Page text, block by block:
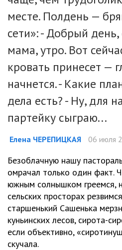
месте. Полдень —
сети»: - Добрый
мама, утро. Вот
кровать принесет —
начнется. - Какие
дела есть? - Ну, для
партейку сыграю...
Елена ЧЕРЕПИЦКАЯ 06 июля
Безоблачную нашу
омрачал только один факт.
южным солнышком греемся,
сельских просторах
старшенький Сашенька
куньинских лесов, сирота-
если объективно,
скучала.